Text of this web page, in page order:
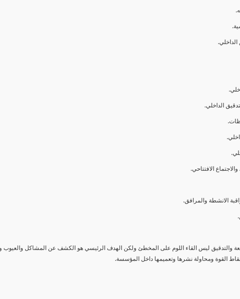
والتدقيق ليس القاء اللوم على المخطئ ولكن الهدف الرئيسي هو الكشف عن المشاكل والعيوب
القوة ومحاولة نشرها وتعميمها داخل المؤسسة.